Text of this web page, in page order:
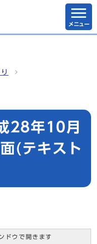
メニュー
28年10月
(テキスト
ドウで開きます